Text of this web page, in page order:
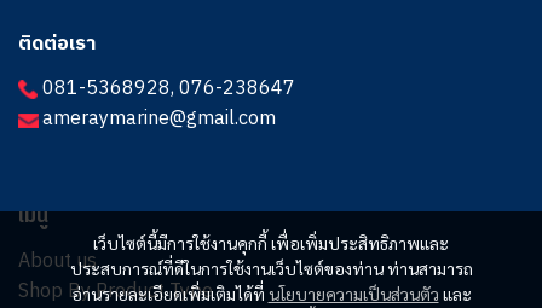
เว็บไซต์นี้มีการใช้งานคุกกี้ เพื่อเพิ่มประสิทธิภาพและ
ประสบการณ์ที่ดีในการใช้งานเว็บไซต์ของท่าน ท่านสามารถ
อ่านรายละเอียดเพิ่มเติมได้ที่ นโยบายความเป็นส่วนตัว และ
ติดต่อเรา
081-5368928,076-238647
ameraymarine@gmail.com
เมนู
About us
Shop By Product Type